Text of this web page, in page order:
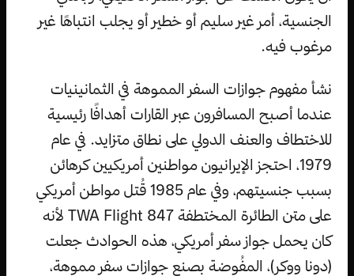
الجنسية، أمر غير سليم أو خطير أو يجلب انتباهًا غير
مرغوب فيه.
نشأ مفهوم جوازات السفر المموهة في الثمانينيات
عندما أصبح المسافرون عبر القارات أهدافًا رئيسية
للاختطاف والعنف الدولي على نطاق متزايد. في عام
1979، احتجز الإيرانيون مواطنين أمريكيين كرهائن
بسبب جنسيتهم، وفي عام 1985 قُتل مواطن أمريكي
على متن الطائرة المختطفة TWA Flight 847 لأنه
كان يحمل جواز سفر أمريكي، هذه الحوادث جعلت
(دونا ووكر)، المفُوضة بصنع جوازات سفر مموهة،